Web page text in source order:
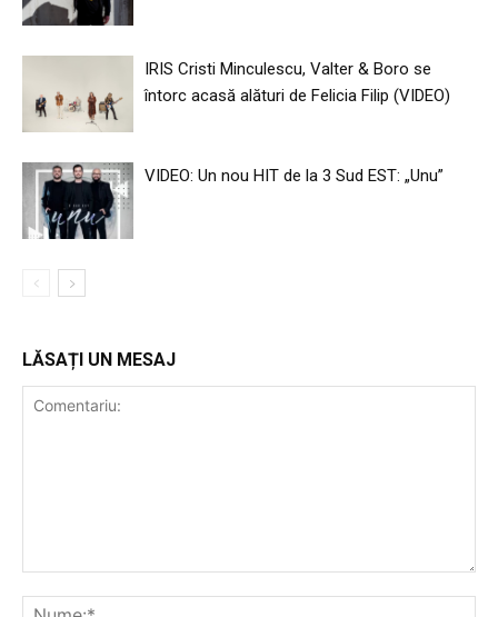
IRIS Cristi Minculescu, Valter & Boro se
întorc acasă alături de Felicia Filip (VIDEO)
VIDEO: Un nou HIT de la 3 Sud EST: „Unu”
LĂSAȚI UN MESAJ